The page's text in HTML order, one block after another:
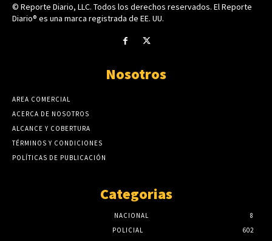
© Reporte Diario, LLC. Todos los derechos reservados. El Reporte
Diario® es una marca registrada de EE. UU.
Nosotros
AREA COMERCIAL
ACERCA DE NOSOTROS
ALCANCE Y COBERTURA
TÉRMINOS Y CONDICIONES
POLÍTICAS DE PUBLICACIÓN
Categorias
NACIONAL
8
POLICIAL
602